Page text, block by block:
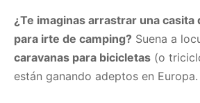
¿Te imaginas arrastrar una casita
para irte de camping? Suena a
caravanas para bicicletas (o
están ganando adeptos en Europa.